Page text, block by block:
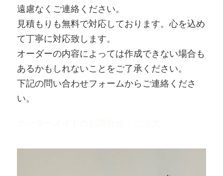
遠慮なくご連絡ください。
見積もりも無料で対応しております。心を込め
て丁寧に対応致します。
オーダーの内容によっては作成できない場合も
あるかもしれないことをご了承ください。
下記の問い合わせフォームからご連絡くださ
い。